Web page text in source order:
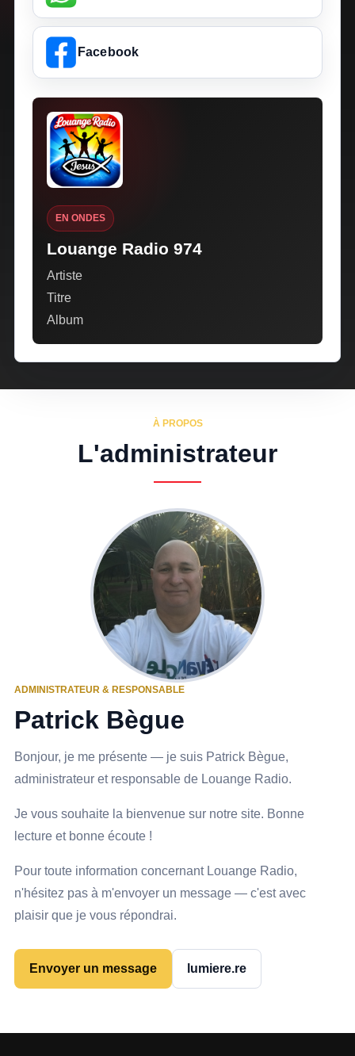
Facebook
EN ONDES
Louange Radio 974
Artiste
Titre
Album
À PROPOS
L'administrateur
ADMINISTRATEUR & RESPONSABLE
Patrick Bègue
Bonjour, je me présente — je suis Patrick Bègue,
administrateur et responsable de Louange Radio.
Je vous souhaite la bienvenue sur notre site. Bonne
lecture et bonne écoute !
Pour toute information concernant Louange Radio,
n'hésitez pas à m'envoyer un message — c'est avec
plaisir que je vous répondrai.
Envoyer un message lumiere.re